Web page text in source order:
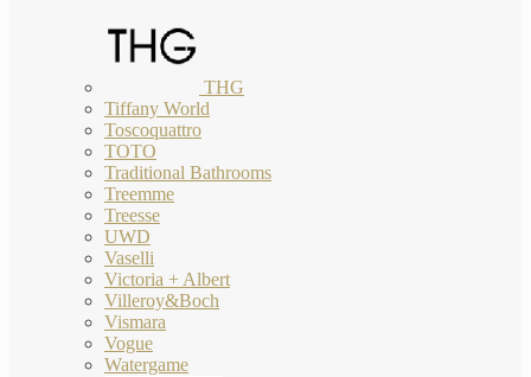
THG
Tiffany World
Toscoquattro
TOTO
Traditional Bathrooms
Treemme
Treesse
UWD
Vaselli
Victoria + Albert
Villeroy&Boch
Vismara
Vogue
Watergame